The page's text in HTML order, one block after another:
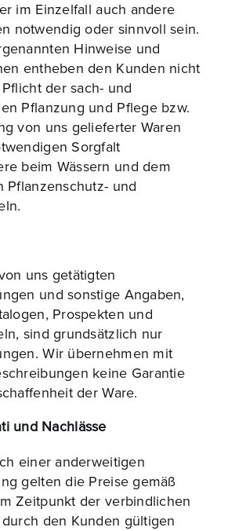
im Einzelfall auch andere
notwendig oder sinnvoll sein.
Hinweise und
entheben den Kunden nicht
der sach- und
Pflanzung und Pflege bzw.
von uns gelieferter Waren
Sorgfalt
beim Wässern und dem
Pflanzenschutz- und
uns getätigten
und sonstige Angaben,
Prospekten und
sind grundsätzlich nur
Wir übernehmen mit
keine Garantie
der Ware.
und Nachlässe
einer anderweitigen
gelten die Preise gemäß
Zeitpunkt der verbindlichen
den Kunden gültigen